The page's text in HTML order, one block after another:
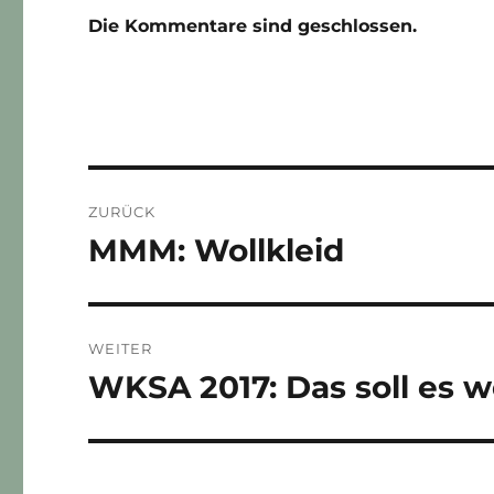
Die Kommentare sind geschlossen.
ZURÜCK
Vorheriger
MMM: Wollkleid
WEITER
Nächster
WKSA 2017: Das soll es